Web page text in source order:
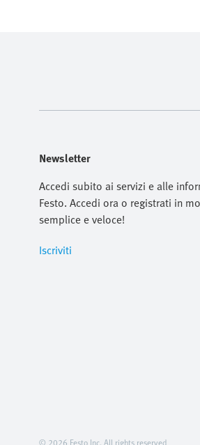
Newsletter
Accedi subito ai servizi e alle
Festo. Accedi ora o registrati in
semplice e veloce!
Iscriviti
© 2026 Festo Inc. All rights reserved